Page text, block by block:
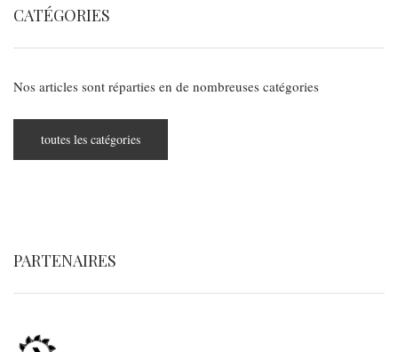
CATÉGORIES
Nos articles sont réparties en de nombreuses catégories
toutes les catégories
PARTENAIRES